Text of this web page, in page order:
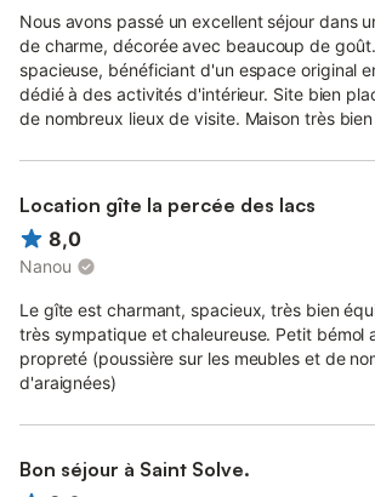
Nous avons passé un excellent séjour dans
de charme, décorée avec beaucoup de
spacieuse, bénéficiant d'un espace original
dédié à des activités d'intérieur. Site bien
de nombreux lieux de visite. Maison très
Location gîte la percée des lacs
8,0
Nanou
Le gîte est charmant, spacieux, très bien
très sympatique et chaleureuse. Petit bémol
propreté (poussière sur les meubles et de
d'araignées)
Bon séjour à Saint Solve.